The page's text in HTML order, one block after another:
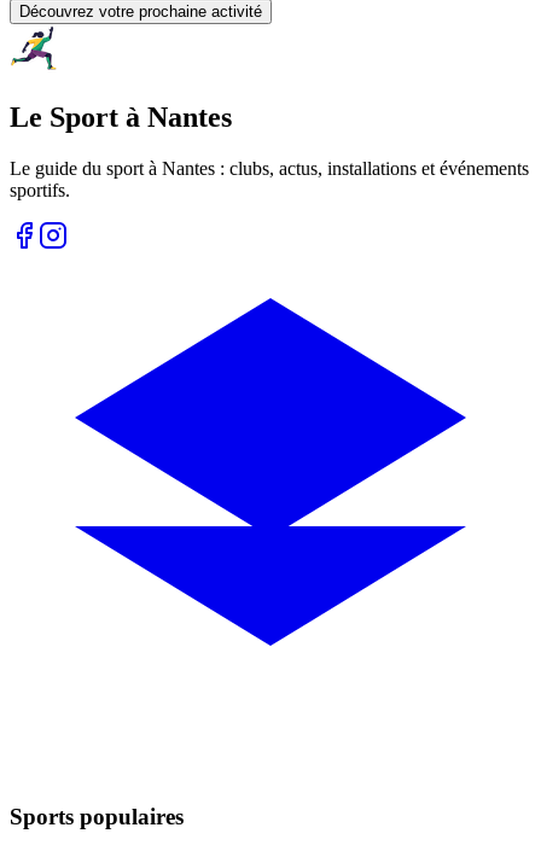
Découvrez votre prochaine activité
Le Sport à Nantes
Le guide du sport à Nantes : clubs, actus, installations et événements
sportifs.
Sports populaires